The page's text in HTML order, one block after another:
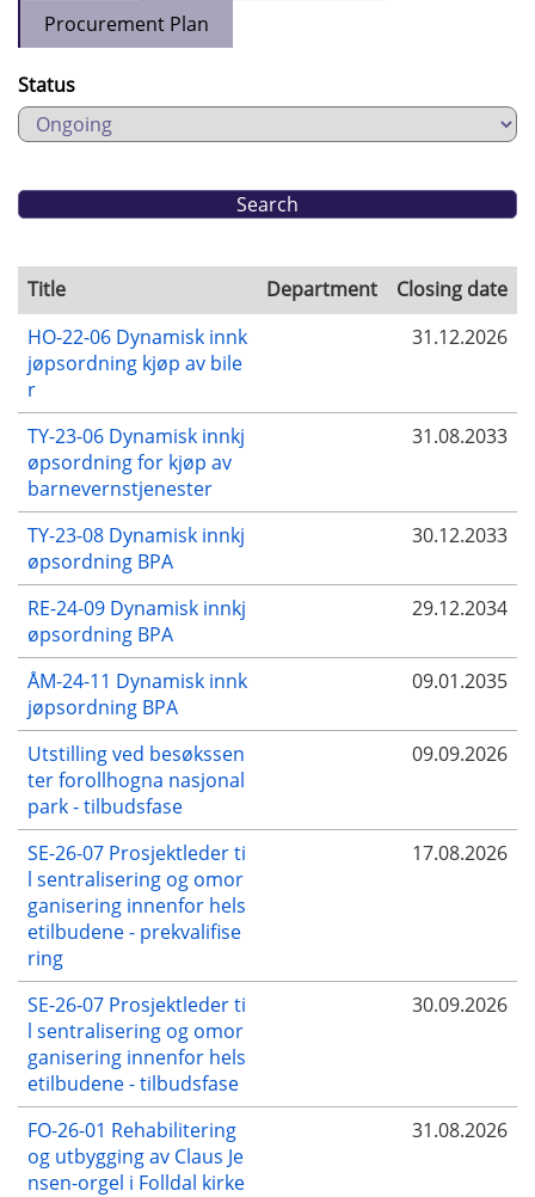
Procurement Plan
Status
Title Department
Closing date
HO-22-06 Dynamisk innk
jøpsordning kjøp av bile
r
31.12.2026
TY-23-06 Dynamisk innkj
øpsordning for kjøp av
barnevernstjenester
31.08.2033
TY-23-08 Dynamisk innkj
øpsordning BPA
30.12.2033
RE-24-09 Dynamisk innkj
øpsordning BPA
29.12.2034
ÅM-24-11 Dynamisk innk
jøpsordning BPA
09.01.2035
Utstilling ved besøkssen
ter forollhogna nasjonal
park - tilbudsfase
09.09.2026
SE-26-07 Prosjektleder ti
l sentralisering og omor
ganisering innenfor hels
etilbudene - prekvalifise
ring
17.08.2026
SE-26-07 Prosjektleder ti
l sentralisering og omor
ganisering innenfor hels
etilbudene - tilbudsfase
30.09.2026
FO-26-01 Rehabilitering
og utbygging av Claus Je
nsen-orgel i Folldal kirke
31.08.2026